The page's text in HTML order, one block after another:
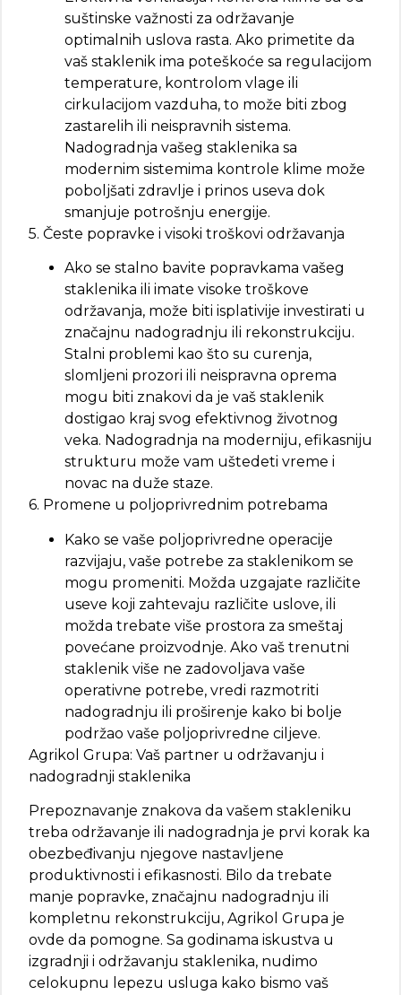
suštinske važnosti za održavanje
optimalnih uslova rasta. Ako primetite da
vaš staklenik ima poteškoće sa regulacijom
temperature, kontrolom vlage ili
cirkulacijom vazduha, to može biti zbog
zastarelih ili neispravnih sistema.
Nadogradnja vašeg staklenika sa
modernim sistemima kontrole klime može
poboljšati zdravlje i prinos useva dok
smanjuje potrošnju energije.
5. Česte popravke i visoki troškovi održavanja
Ako se stalno bavite popravkama vašeg
staklenika ili imate visoke troškove
održavanja, može biti isplativije investirati u
značajnu nadogradnju ili rekonstrukciju.
Stalni problemi kao što su curenja,
slomljeni prozori ili neispravna oprema
mogu biti znakovi da je vaš staklenik
dostigao kraj svog efektivnog životnog
veka. Nadogradnja na moderniju, efikasniju
strukturu može vam uštedeti vreme i
novac na duže staze.
6. Promene u poljoprivrednim potrebama
Kako se vaše poljoprivredne operacije
razvijaju, vaše potrebe za staklenikom se
mogu promeniti. Možda uzgajate različite
useve koji zahtevaju različite uslove, ili
možda trebate više prostora za smeštaj
povećane proizvodnje. Ako vaš trenutni
staklenik više ne zadovoljava vaše
operativne potrebe, vredi razmotriti
nadogradnju ili proširenje kako bi bolje
podržao vaše poljoprivredne ciljeve.
Agrikol Grupa: Vaš partner u održavanju i
nadogradnji staklenika
Prepoznavanje znakova da vašem stakleniku
treba održavanje ili nadogradnja je prvi korak ka
obezbeđivanju njegove nastavljene
produktivnosti i efikasnosti. Bilo da trebate
manje popravke, značajnu nadogradnju ili
kompletnu rekonstrukciju, Agrikol Grupa je
ovde da pomogne. Sa godinama iskustva u
izgradnji i održavanju staklenika, nudimo
celokupnu lepezu usluga kako bismo vaš